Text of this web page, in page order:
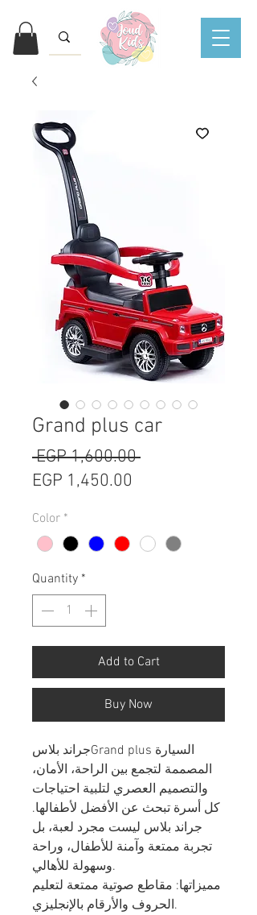
Grand plus car
EGP 1,600.00 Regular
EGP 1,450.00
Color *
Quantity *
Add to Cart
Buy Now
جراند بلاسGrand plus السيارة
المصممة لتجمع بين الراحة، الأمان،
والتصميم العصري لتلبية احتياجات
كل أسرة تبحث عن الأفضل لأطفالها.
جراند بلاس ليست مجرد لعبة، بل
تجربة ممتعة وآمنة للأطفال، وراحة
وسهولة للأهالي.
مميزاتها: مقاطع صوتية ممتعة لتعليم
الحروف والأرقام بالإنجليزي.